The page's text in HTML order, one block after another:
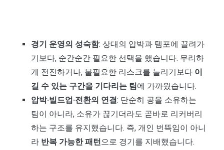
경기 운영의 성숙함: 상대의 압박과 템포에 끌려가
기보다, 순간순간 필요한 선택을 했습니다. 무리하
게 전진하거나, 불필요한 리스크를 늘리기보다 이
길 수 있는 구간을 기다리는 팀에 가까웠습니다.
압박·빌드업·전환의 연결: 단순히 공을 소유하는
팀이 아니라, 소유가 끊기더라도 곧바로 리커버리
하는 구조를 유지했습니다. 즉, 개인 번뜩임이 아니
라 반복 가능한 패턴 으로 경기를 지배했습니다.